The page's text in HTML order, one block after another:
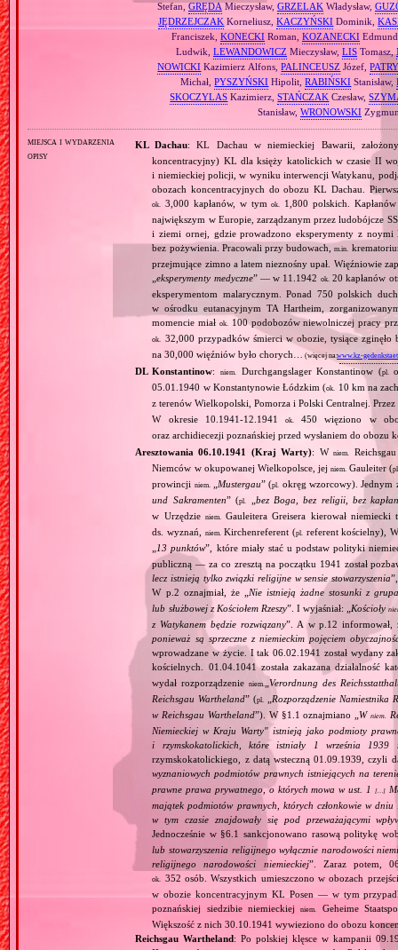
Stefan, GRĘDAMieczysław, GRZELAKWładysław,
JĘDRZEJCZAK Korneliusz,KACZYŃSKI Dominik,
Franciszek, KONECKIRoman, KOZANECKI
Ludwik, LEWANDOWICZ Mieczysław, LISTomasz,
NOWICKI Kazimierz Alfons,PALINCEUSZ Józef,
Michał,PYSZYŃSKI Hipolit,RABIŃSKI Stanisław,
SKOCZYLAS Kazimierz,STAŃCZAK Czesław,
Stanisław, WRONOWSKI
miejsca i wydarzenia
opisy
KL Dachau: KL Dachau w niemieckiej Bawarii,
koncentracyjny) KL dla księży katolickich w czasie II
i niemieckiej policji, w wyniku interwencji Watykanu,
obozach koncentracyjnych do obozu KL Dachau.
ok. 3,000 kapłanów, w tymok.
1,800 polskich.
największym w Europie, zarządzanym przez ludobójcze
i ziemi ornej, gdzie prowadzono eksperymenty z
bez pożywienia. Pracowali przy budowach,m.in.
przejmujące zimno a latem nieznośny upał. Więźniowie
„eksperymenty medyczne” — w 11.1942 ok. 20 kapłanów
eksperymentom malarycznym. Ponad 750 polskich
w ośrodku eutanacyjnym TA Hartheim,
momencie miałok. 100 podobozów niewolniczej pracy
ok. 32,000 przypadków śmierci w obozie, tysiące
na 30,000 więźniów było chorych…
(więcej na:www.kz-
DL Konstantinow: niem. Durchgangslager Konstantinow (pl.
05.01.1940 w Konstantynowie Łódzkim (ok. 10 km na
z terenów Wielkopolski, Pomorza i Polski Centralnej.
W okresie 10.1941‐12.1941ok.
450 więziono w
oraz archidiecezji poznańskiej przed wysłaniem do obozu
Aresztowania 06.10.1941 (Kraj Warty): Wniem.
Niemców w okupowanej Wielkopolsce, jejniem. Gauleiter (
prowincji niem. Mustergau” (pl. okręg wzorcowy).
und Sakramenten” (pl.
bez Boga, bez religii, bez
w Urzędzie niem. Gauleitera Greisera kierował
ds. wyznań,
niem. Kirchenreferent (pl. referent kościelny),
13 punktów”, które miały stać u podstaw polityki
publiczną — za co zresztą na początku 1941 został
lecz istnieją tylko związki religijne w sensie stowarzyszenia
W p.2 oznajmiał, że „ Nie istnieją żadne stosunki z
lub służbowej z Kościołem Rzeszy”. I wyjaśniał: „ Kościoły
z Watykanem będzie rozwiązany”. A w p.12 informował,
ponieważ są sprzeczne z niemieckim pojęciem
wprowadzane w życie. I tak 06.02.1941 został wydany
kościelnych. 01.04.1041 została zakazana działalność
wydał rozporządzenieniem. „Verordnung des
Reichsgau Wartheland” (pl.
Rozporządzenie Namiestnika
w Reichsgau Wartheland”). W §1.1 oznajmiano „W niem.
Niemieckiej w Kraju Warty" istnieją jako podmioty
i rzymskokatolickich, które istniały 1 września
rzymskokatolickiego, z datą wsteczną 01.09.1939, czyli
wyznaniowych podmiotów prawnych istniejących na
prawne prawa prywatnego, o których mowa w ust. 1
[…]
majątek podmiotów prawnych, których członkowie w
w tym czasie znajdowały się pod przeważającymi
Jednocześnie w §6.1 sankcjonowano rasową politykę
lub stowarzyszenia religijnego wyłącznie narodowości
religijnego narodowości niemieckiej”. Zaraz potem,
ok. 352 osób. Wszystkich umieszczono w obozach
w obozie koncentracyjnym KL Posen — w tym
poznańskiej siedzibie niemieckiejniem.
Geheime
Większość z nich 30.10.1941 wywieziono do obozu
Reichsgau Wartheland: Po polskiej klęsce w kampanii